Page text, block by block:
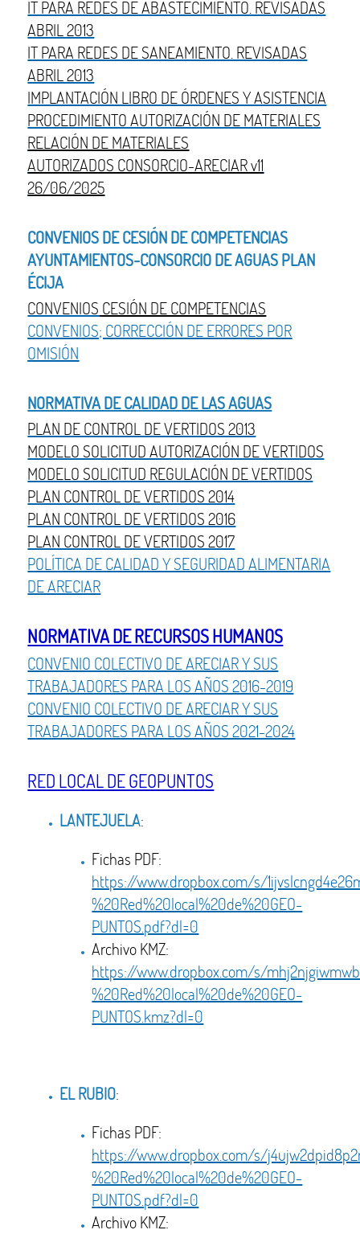
IT PARA REDES DE ABASTECIMIENTO. REVISADAS
ABRIL 2013
IT PARA REDES DE SANEAMIENTO. REVISADAS
ABRIL 2013
IMPLANTACIÓN LIBRO DE ÓRDENES Y ASISTENCIA
PROCEDIMIENTO AUTORIZACIÓN DE MATERIALES
RELACIÓN DE MATERIALES
AUTORIZADOS CONSORCIO-ARECIAR v11
26/06/2025
CONVENIOS DE CESIÓN DE COMPETENCIAS
AYUNTAMIENTOS-CONSORCIO DE AGUAS PLAN
ÉCIJA
CONVENIOS CESIÓN DE COMPETENCIAS
CONVENIOS; CORRECCIÓN DE ERRORES POR
OMISIÓN
NORMATIVA DE CALIDAD DE LAS AGUAS
PLAN DE CONTROL DE VERTIDOS 2013
MODELO SOLICITUD AUTORIZACIÓN DE VERTIDOS
MODELO SOLICITUD REGULACIÓN DE VERTIDOS
PLAN CONTROL DE VERTIDOS 2014
PLAN CONTROL DE VERTIDOS 2016
PLAN CONTROL DE VERTIDOS 2017
POLÍTICA DE CALIDAD Y SEGURIDAD ALIMENTARIA
DE ARECIAR
NORMATIVA DE RECURSOS HUMANOS
CONVENIO COLECTIVO DE ARECIAR Y SUS
TRABAJADORES PARA LOS AÑOS 2016-2019
CONVENIO COLECTIVO DE ARECIAR Y SUS
TRABAJADORES PARA LOS AÑOS 2021-2024
RED LOCAL DE GEOPUNTOS
LANTEJUELA:
Fichas PDF:
https://www.dropbox.com/s/
%20Red%20local%20de%20GEO-
PUNTOS.pdf?dl=0
Archivo KMZ:
https://www.dropbox.com/s/
%20Red%20local%20de%20GEO-
PUNTOS.kmz?dl=0
EL RUBIO:
Fichas PDF:
https://www.dropbox.com/s/
%20Red%20local%20de%20GEO-
PUNTOS.pdf?dl=0
Archivo KMZ: